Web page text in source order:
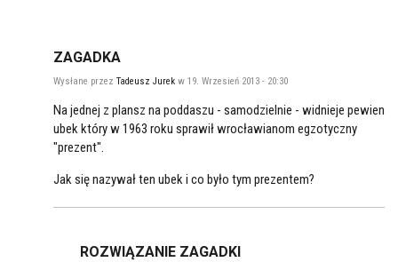
ZAGADKA
Wysłane przez Tadeusz Jurek w 19. Wrzesień 2013 - 20:30
Na jednej z plansz na poddaszu - samodzielnie - widnieje pewien
ubek który w 1963 roku sprawił wrocławianom egzotyczny
"prezent".
Jak się nazywał ten ubek i co było tym prezentem?
ROZWIĄZANIE ZAGADKI